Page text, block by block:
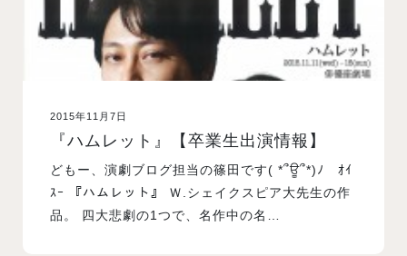
2015年11月7日
『ハムレット』【卒業生出演情報】
どもー、演劇ブログ担当の篠田です( *՞ਊ՞*)ﾉ ｵｲ
ｽｰ 『ハムレット』 Ｗ.シェイクスピア大先生の作
品。 四大悲劇の1つで、名作中の名…